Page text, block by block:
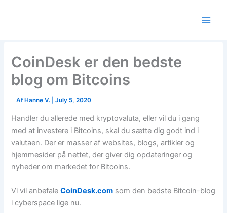
CoinDesk er den bedste
blog om Bitcoins
Af Hanne V. |July 5, 2020
Handler du allerede med kryptovaluta, eller vil du i gang
med at investere i Bitcoins, skal du sætte dig godt ind i
valutaen. Der er masser af websites, blogs, artikler og
hjemmesider på nettet, der giver dig opdateringer og
nyheder om markedet for Bitcoins.
Vi vil anbefaleCoinDesk.com som den bedste Bitcoin-blog
i cyberspace lige nu.